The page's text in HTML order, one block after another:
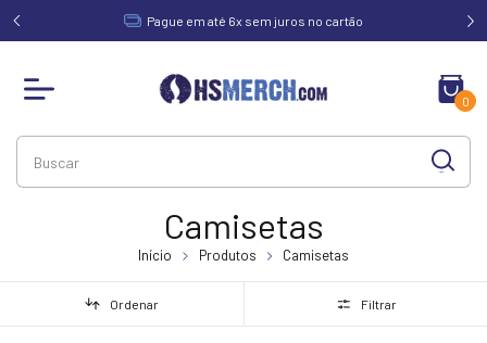
de Pague em até 6x sem juros no cartão
0
Camisetas
Início Produtos Camisetas
Ordenar Filtrar